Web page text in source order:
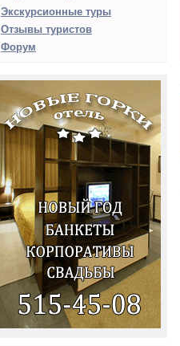
Экскурсионные туры
Отзывы туристов
Форум